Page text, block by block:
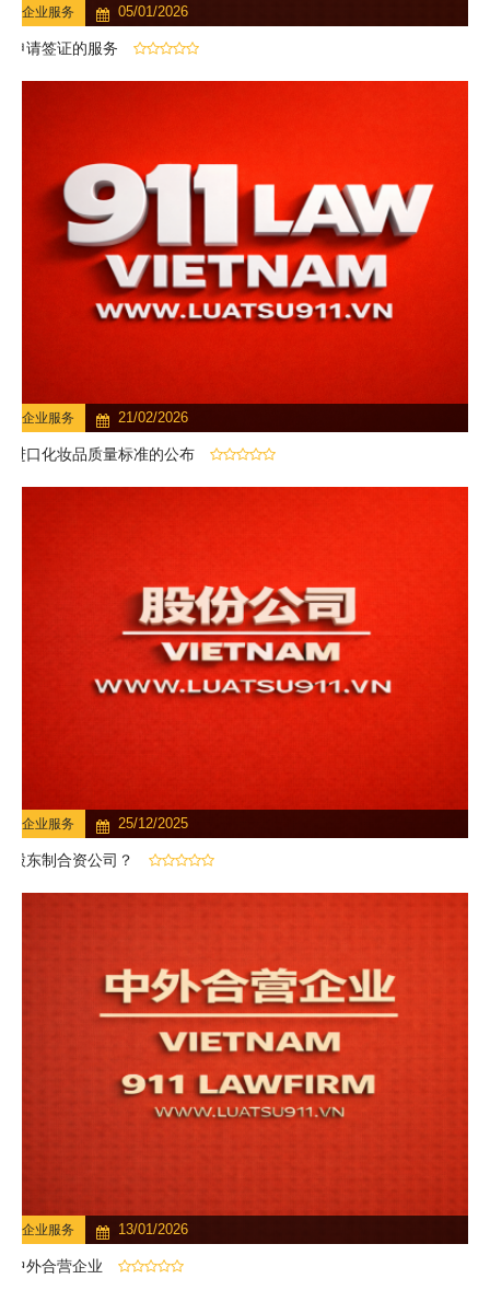
企业服务 05/01/2026
申请签证的服务
企业服务 21/02/2026
进口化妆品质量标准的公布
企业服务 25/12/2025
股东制合资公司？
企业服务 13/01/2026
中外合营企业